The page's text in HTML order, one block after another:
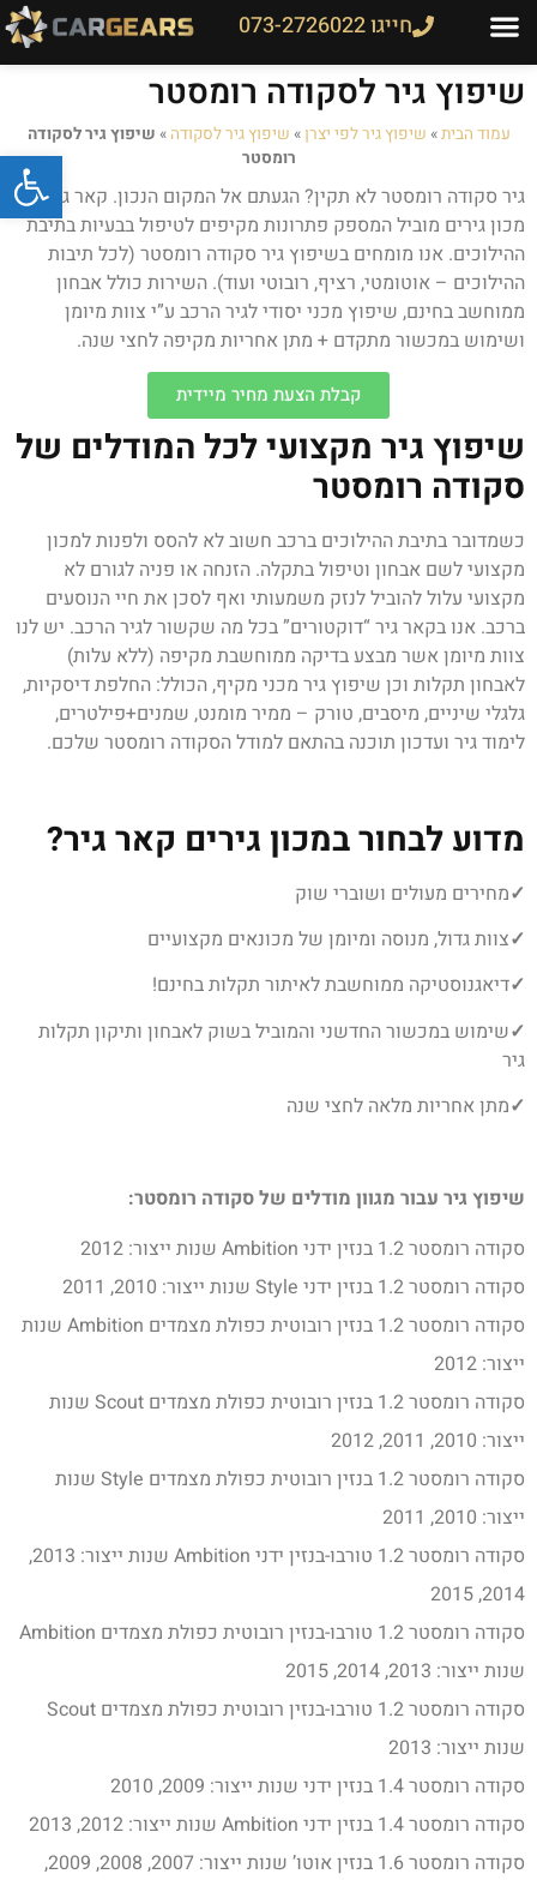
חייגו 073-2726022
שיפוץ גיר לסקודה רומסטר
עמוד הבית» שיפוץ גיר לפי יצרן» שיפוץ גיר לסקודה » שיפוץ גיר לסקודה
רומסטר
גיר סקודה רומסטר לא תקין? הגעתם אל המקום הנכון. קאר גיר הינו
מכון גירים מוביל המספק פתרונות מקיפים לטיפול בבעיות בתיבת
ההילוכים. אנו מומחים בשיפוץ גיר סקודה רומסטר (לכל תיבות
ההילוכים – אוטומטי, רציף, רובוטי ועוד). השירות כולל אבחון
ממוחשב בחינם, שיפוץ מכני יסודי לגיר הרכב ע”י צוות מיומן
ושימוש במכשור מתקדם + מתן אחריות מקיפה לחצי שנה.
קבלת הצעת מחיר מיידית
שיפוץ גיר מקצועי לכל המודלים של
סקודה רומסטר
כשמדובר בתיבת ההילוכים ברכב חשוב לא להסס ולפנות למכון
מקצועי לשם אבחון וטיפול בתקלה. הזנחה או פניה לגורם לא
מקצועי עלול להוביל לנזק משמעותי ואף לסכן את חיי הנוסעים
ברכב. אנו בקאר גיר “דוקטורים” בכל מה שקשור לגיר הרכב. יש לנו
צוות מיומן אשר מבצע בדיקה ממוחשבת מקיפה (ללא עלות)
לאבחון תקלות וכן שיפוץ גיר מכני מקיף, הכולל: החלפת דיסקיות,
גלגלי שיניים, מיסבים, טורק – ממיר מומנט, שמנים+פילטרים,
לימוד גיר ועדכון תוכנה בהתאם למודל הסקודה רומסטר שלכם.
מדוע לבחור במכון גירים קאר גיר?
✓מחירים מעולים ושוברי שוק
✓צוות גדול, מנוסה ומיומן של מכונאים מקצועיים
✓דיאגנוסטיקה ממוחשבת לאיתור תקלות בחינם!
✓שימוש במכשור החדשני והמוביל בשוק לאבחון ותיקון תקלות
גיר
✓מתן אחריות מלאה לחצי שנה
שיפוץ גיר עבור מגוון מודלים של סקודה רומסטר:
סקודה רומסטר 1.2 בנזין ידני Ambition שנות ייצור: 2012
סקודה רומסטר 1.2 בנזין ידני Style שנות ייצור: 2010, 2011
סקודה רומסטר 1.2 בנזין רובוטית כפולת מצמדים Ambition שנות
ייצור: 2012
סקודה רומסטר 1.2 בנזין רובוטית כפולת מצמדים Scout שנות
ייצור: 2010, 2011, 2012
סקודה רומסטר 1.2 בנזין רובוטית כפולת מצמדים Style שנות
ייצור: 2010, 2011
סקודה רומסטר 1.2 טורבו-בנזין ידני Ambition שנות ייצור: 2013,
2014, 2015
סקודה רומסטר 1.2 טורבו-בנזין רובוטית כפולת מצמדים Ambition
שנות ייצור: 2013, 2014, 2015
סקודה רומסטר 1.2 טורבו-בנזין רובוטית כפולת מצמדים Scout
שנות ייצור: 2013
סקודה רומסטר 1.4 בנזין ידני שנות ייצור: 2009, 2010
סקודה רומסטר 1.4 בנזין ידני Ambition שנות ייצור: 2012, 2013
סקודה רומסטר 1.6 בנזין אוטו’ שנות ייצור: 2007, 2008, 2009,